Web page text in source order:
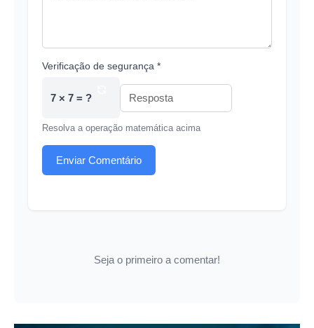
Verificação de segurança *
7 × 7 = ?
Resolva a operação matemática acima
Enviar Comentário
Seja o primeiro a comentar!